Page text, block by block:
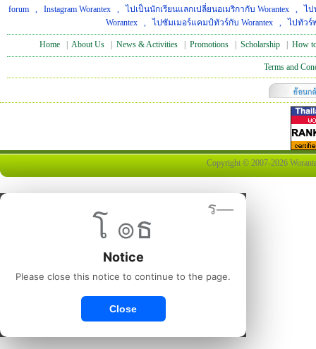
forum , Instagram Worantex , ไปเป็นนักเรียนแลกเปลี่ยนอเมริกากับ Worantex , ไป
Worantex, ไปซัมเมอร์แคมป์ทัวร์กับ Worantex, ไปทัวร์
Home About Us News & Activities Promotions Scholarship How
Terms and
Copyright © 2007-2026
โ ๏ธ
Notice
Please close this notice to continue to the page.
Close
ร—